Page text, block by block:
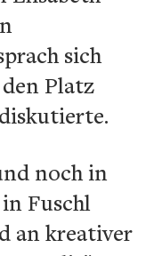
sich
Platz
noch in
Fuschl
an kreativer